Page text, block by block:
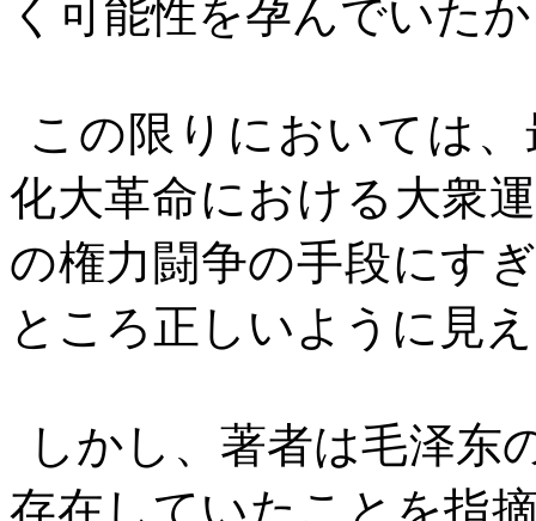
く可能性を孕んでいた
この限りにおいては
化大革命における大衆
の権力闘争の手段にす
ところ正しいように見
しかし、著者は毛泽东
存在していたことを指